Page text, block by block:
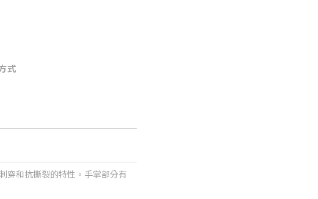
式
穿和抗撕裂的特性。手掌部分有